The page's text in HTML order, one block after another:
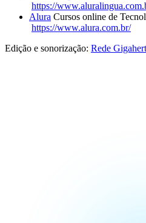
https://
Alura Cursos online de
https://www.alura.com.br/
Edição e sonorização: Rede